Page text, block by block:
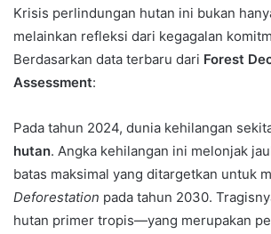
Krisis perlindungan hutan ini bukan
melainkan refleksi dari kegagalan
Berdasarkan data terbaru dari Forest
Assessment:
Pada tahun 2024, dunia kehilangan
hutan. Angka kehilangan ini melonjak
batas maksimal yang ditargetkan untuk
Deforestation pada tahun 2030.
hutan primer tropis—yang merupakan